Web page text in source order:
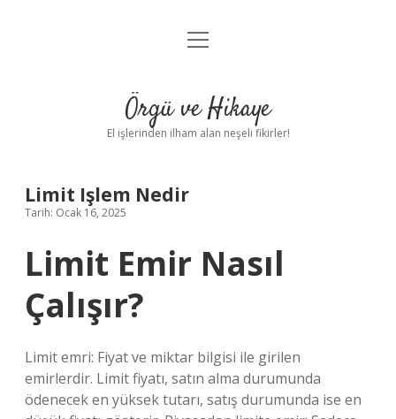
Anasayfa
Yasal Uyarı
menüyü
Örgü ve Hikaye
El işlerinden ilham alan neşeli fikirler!
Limit Işlem Nedir
Tarih: Ocak 16, 2025
Limit Emir Nasıl
Çalışır?
Limit emri: Fiyat ve miktar bilgisi ile girilen
emirlerdir. Limit fiyatı, satın alma durumunda
ödenecek en yüksek tutarı, satış durumunda ise en